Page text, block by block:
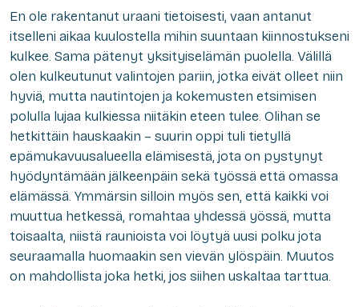
En ole rakentanut uraani tietoisesti, vaan antanut
itselleni aikaa kuulostella mihin suuntaan kiinnostukseni
kulkee. Sama pätenyt yksityiselämän puolella. Välillä
olen kulkeutunut valintojen pariin, jotka eivät olleet niin
hyviä, mutta nautintojen ja kokemusten etsimisen
polulla lujaa kulkiessa niitäkin eteen tulee. Olihan se
hetkittäin hauskaakin – suurin oppi tuli tietyllä
epämukavuusalueella elämisestä, jota on pystynyt
hyödyntämään jälkeenpäin sekä työssä että omassa
elämässä. Ymmärsin silloin myös sen, että kaikki voi
muuttua hetkessä, romahtaa yhdessä yössä, mutta
toisaalta, niistä raunioista voi löytyä uusi polku jota
seuraamalla huomaakin sen vievän ylöspäin. Muutos
on mahdollista joka hetki, jos siihen uskaltaa tarttua.